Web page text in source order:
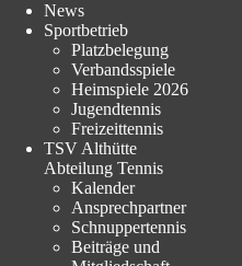
News
Sportbetrieb
Platzbelegung
Verbandsspiele
Heimspiele 2026
Jugendtennis
Freizeittennis
TSV Althütte
Abteilung Tennis
Kalender
Ansprechpartner
Schnuppertennis
Beiträge und